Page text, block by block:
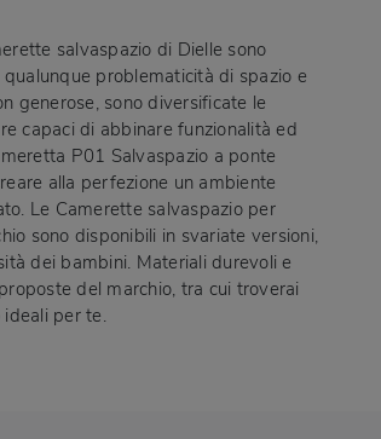
salvaspazio di Dielle sono
problematicità di spazio e
generose, sono diversificate le
capaci di abbinare funzionalità ed
P01 Salvaspazio a ponte
alla perfezione un ambiente
Le Camerette salvaspazio per
sono disponibili in svariate versioni,
dei bambini. Materiali durevoli e
del marchio, tra cui troverai
ideali per te.